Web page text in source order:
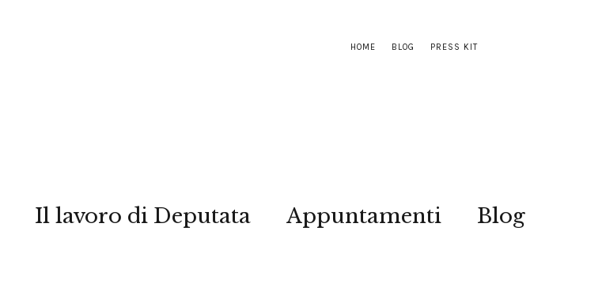
HOME BLOG PRESS KIT
Il lavoro di Deputata Appuntamenti Blog